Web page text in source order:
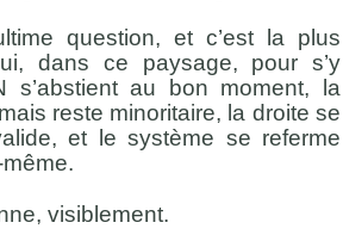
question, et c’est la plus
dans ce paysage, pour s’y
s’abstient au bon moment, la
reste minoritaire, la droite se
et le système se referme
visiblement.